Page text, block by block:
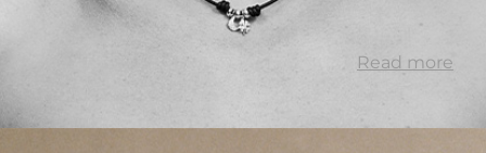
Read more